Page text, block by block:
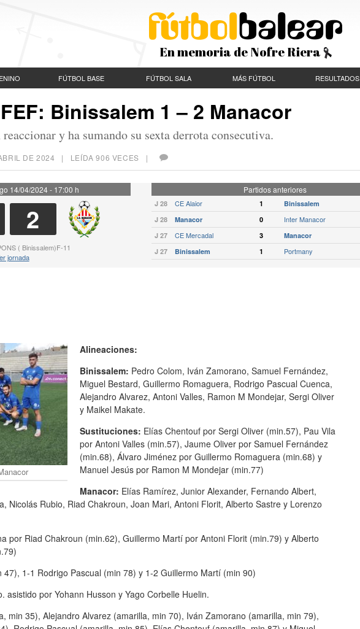
En memoria de Nofre Riera
FÚTBOL BASE FÚTBOL SALA MÁS FÚTBOL RESULTADOS
Binissalem 1 – 2 Manacor
y ha sumando su sexta derrota consecutiva.
DE 2024 | LEÍDA 906 VECES |
14/04/2024 - 17:00 h
2
( Binissalem)F-11
jornada
Partidos anteriores
J 28 CE Alaior 1 Binissalem
J 28
Manacor 0 Inter Manacor
J 27
CE Mercadal 3 Manacor
J 27
Binissalem 1 Portmany
Alineaciones:
Binissalem: Pedro Colom, Iván Zamorano, Samuel Fernández,
Miguel Bestard, Guillermo Romaguera, Rodrigo Pascual Cuenca,
Alejandro Alvarez, Antoni Valles, Ramon M Mondejar, Sergi Oliver
y Maikel Makate.
Sustituciones: Elías Chentouf por Sergi Oliver (min.57), Pau Vila
por Antoni Valles (min.57), Jaume Oliver por Samuel Fernández
(min.68), Álvaro Jiménez por Guillermo Romaguera (min.68) y
Manuel Jesús por Ramon M Mondejar (min.77)
Manacor: Elías Ramírez, Junior Alexander, Fernando Albert,
Nicolás Rubio, Riad Chakroun, Joan Mari, Antoni Florit, Alberto Sastre y Lorenzo
por Riad Chakroun (min.62), Guillermo Martí por Antoni Florit (min.79) y Alberto
47), 1-1 Rodrigo Pascual (min 78) y 1-2 Guillermo Martí (min 90)
asistido por Yohann Husson y Yago Corbelle Huelin.
min 35), Alejandro Alvarez (amarilla, min 70), Iván Zamorano (amarilla, min 79),